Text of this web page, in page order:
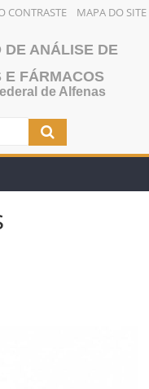
CONTRASTE MAPA DO SITE
DE ANÁLISE DE
E FÁRMACOS
de Alfenas